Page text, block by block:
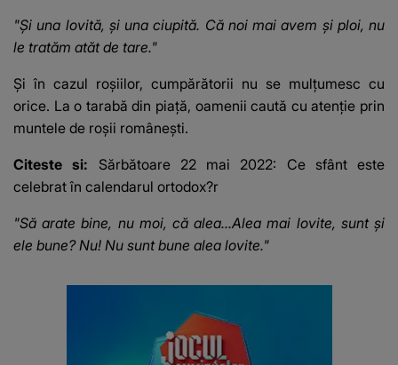
"Și una lovită, și una ciupită. Că noi mai avem și ploi, nu
le tratăm atăt de tare."
Și în cazul roșiilor, cumpărătorii nu se mulțumesc cu
orice. La o tarabă din piață, oamenii caută cu atenție prin
muntele de roșii românești.
Citeste si: Sărbătoare 22 mai 2022: Ce sfânt este
celebrat în calendarul ortodox?r
"Să arate bine, nu moi, că alea...Alea mai lovite, sunt și
ele bune? Nu! Nu sunt bune alea lovite."